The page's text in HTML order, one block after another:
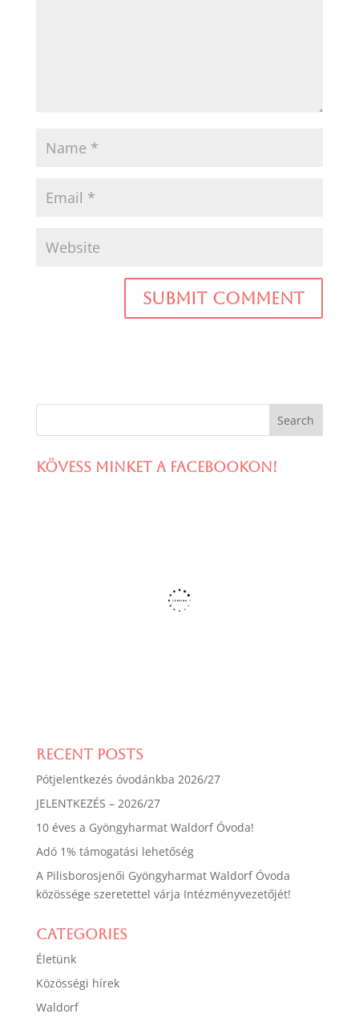
Kövess minket a facebookon!
Recent Posts
Pótjelentkezés óvodánkba 2026/27
JELENTKEZÉS – 2026/27
10 éves a Gyöngyharmat Waldorf Óvoda!
Adó 1% támogatási lehetőség
A Pilisborosjenői Gyöngyharmat Waldorf Óvoda
közössége szeretettel várja Intézményvezetőjét!
Categories
Életünk
Közösségi hírek
Waldorf